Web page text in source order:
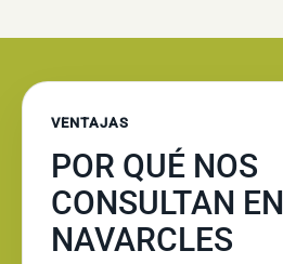
VENTAJAS
POR QUÉ NOS
CONSULTAN EN
NAVARCLES